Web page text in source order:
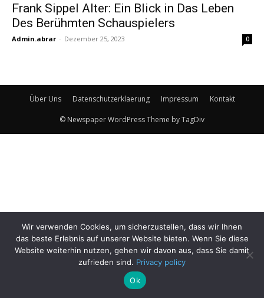
Frank Sippel Alter: Ein Blick in Das Leben
Des Berühmten Schauspielers
Admin.abrar - Dezember 25, 2023 0
Über Uns Datenschutzerklaerung Impressum Kontakt
© Newspaper WordPress Theme by TagDiv
Wir verwenden Cookies, um sicherzustellen, dass wir Ihnen
das beste Erlebnis auf unserer Website bieten. Wenn Sie diese
Website weiterhin nutzen, gehen wir davon aus, dass Sie damit
zufrieden sind. Privacy policy
Ok